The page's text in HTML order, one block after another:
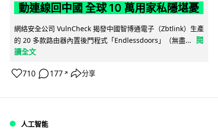
動連線回中國 全球 10 萬用家私隱堪憂
網絡安全公司 VulnCheck 揭發中國智博通電子（Zbtlink）生產
的 20 多款路由器內置後門程式「Endlessdoors」（無盡...
閱
讀全文
710 177 ↗ 分享
人工智能